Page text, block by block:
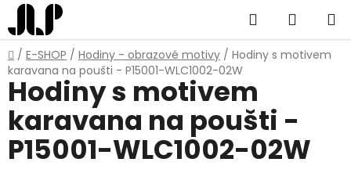
Přejít
na
obsah
Hledat
KOŠÍK
Domů
/ E-SHOP / Hodiny - obrazové motivy / Hodiny s motivem
karavana na poušti - P15001-WLC1002-02W
Hodiny s motivem
karavana na poušti -
P15001-WLC1002-02W